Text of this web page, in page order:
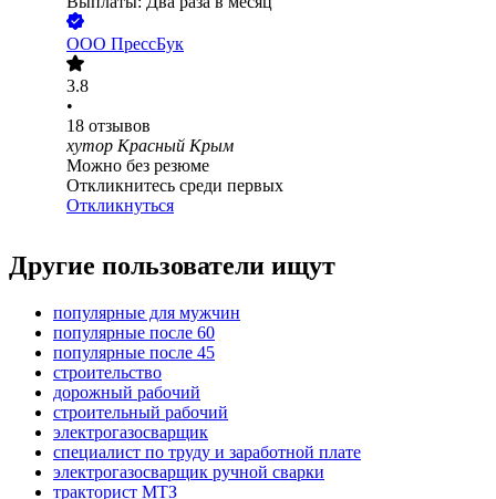
ООО ПрессБук
3.8
•
18 отзывов
хутор Красный Крым
Можно без резюме
Откликнитесь среди первых
Откликнуться
Другие пользователи ищут
популярные для мужчин
популярные после 60
популярные после 45
строительство
дорожный рабочий
строительный рабочий
электрогазосварщик
специалист по труду и заработной плате
электрогазосварщик ручной сварки
тракторист МТЗ